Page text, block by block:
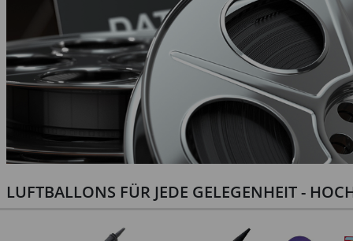
LUFTBALLONS FÜR JEDE GELEGENHEIT -